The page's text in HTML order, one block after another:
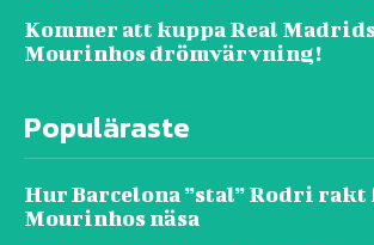
Kommer att kuppa Real
Mourinhos drömvärvning!
Populäraste
Hur Barcelona ”stal” Rodri
Mourinhos näsa